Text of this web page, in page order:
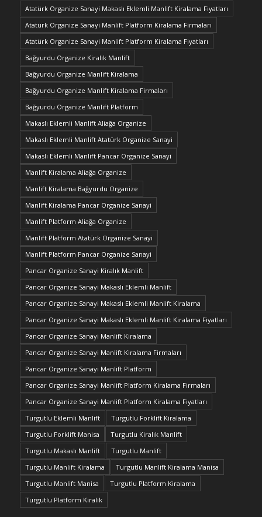
Atatürk Organize Sanayi Makaslı Eklemli Manlift Kiralama Fiyatları
Atatürk Organize Sanayi Manlift Platform Kiralama Firmaları
Atatürk Organize Sanayi Manlift Platform Kiralama Fiyatları
Bağyurdu Organize Kiralık Manlift
Bağyurdu Organize Manlift Kiralama
Bağyurdu Organize Manlift Kiralama Firmaları
Bağyurdu Organize Manlift Platform
Makaslı Eklemli Manlift Aliağa Organize
Makaslı Eklemli Manlift Atatürk Organize Sanayi
Makaslı Eklemli Manlift Pancar Organize Sanayi
Manlift Kiralama Aliağa Organize
Manlift Kiralama Bağyurdu Organize
Manlift Kiralama Pancar Organize Sanayi
Manlift Platform Aliağa Organize
Manlift Platform Atatürk Organize Sanayi
Manlift Platform Pancar Organize Sanayi
Pancar Organize Sanayi Kiralık Manlift
Pancar Organize Sanayi Makaslı Eklemli Manlift
Pancar Organize Sanayi Makaslı Eklemli Manlift Kiralama
Pancar Organize Sanayi Makaslı Eklemli Manlift Kiralama Fiyatları
Pancar Organize Sanayi Manlift Kiralama
Pancar Organize Sanayi Manlift Kiralama Firmaları
Pancar Organize Sanayi Manlift Platform
Pancar Organize Sanayi Manlift Platform Kiralama Firmaları
Pancar Organize Sanayi Manlift Platform Kiralama Fiyatları
Turgutlu Eklemli Manlift
Turgutlu Forklift Kiralama
Turgutlu Forklift Manisa
Turgutlu Kiralık Manlift
Turgutlu Makaslı Manlift
Turgutlu Manlift
Turgutlu Manlift Kiralama
Turgutlu Manlift Kiralama Manisa
Turgutlu Manlift Manisa
Turgutlu Platform Kiralama
Turgutlu Platform Kiralık